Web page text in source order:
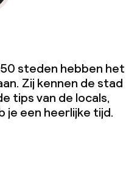
steden hebben het
Zij kennen de stad
tips van de locals,
je een heerlijke tijd.